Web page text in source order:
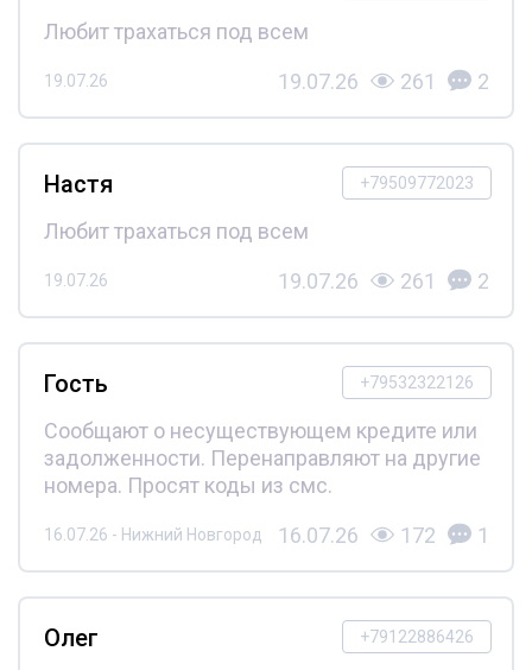
Любит трахаться под всем
19.07.26 19.07.26 261 2
+79509772023
Настя
Любит трахаться под всем
19.07.26 19.07.26 261 2
+79532322126
Гость
Сообщают о несуществующем кредите или
задолженности. Перенаправляют на другие
номера. Просят коды из смс.
16.07.26 - Нижний Новгород 16.07.26 172 1
+79122886426
Олег